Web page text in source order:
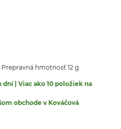
Prepravná hmotnosť 12 g
dní | Viac ako 10 položiek na
obchode v Kováčová